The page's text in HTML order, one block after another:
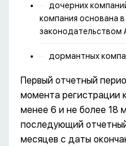
дочерних
компания основана
законодательством
дормантных
Первый отчетный
момента регистрации
менее 6 и не более 18
последующий
месяцев с даты